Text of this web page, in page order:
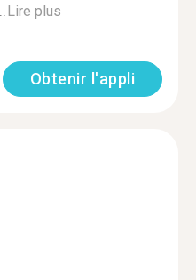
Lire plus
Obtenir l'appli